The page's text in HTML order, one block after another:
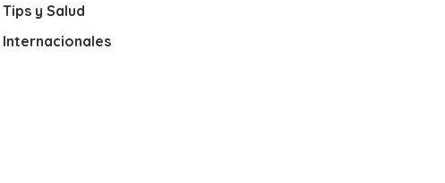
Tips y Salud
Internacionales